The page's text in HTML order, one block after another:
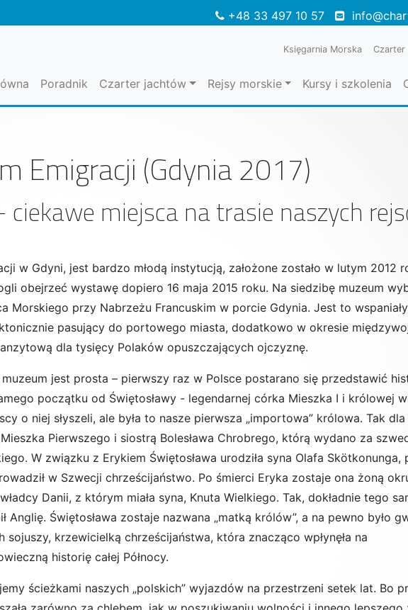
+48 33 497 10 57
Księgarnia Morska Czarter
Poradnik Czarter jachtów Rejsy morskie Kursy i szkolenia
Emigracji (Gdynia 2017)
ciekawe miejsca na trasie naszych
w Gdyni, jest bardzo młodą instytucją, założone zostało w lutym 2012
obejrzeć wystawę dopiero 16 maja 2015 roku. Na siedzibę muzeum
Morskiego przy Nabrzeżu Francuskim w porcie Gdynia. Jest to
pasujący do portowego miasta, dodatkowo w okresie
dla tysięcy Polaków opuszczających ojczyznę.
jest prosta – pierwszy raz w Polsce postarano się przedstawić
początku od Świętosławy - legendarnej córka Mieszka I i królowej
o niej słyszeli, ale była to nasze pierwsza „importowa” królowa. Tak
Pierwszego i siostrą Bolesława Chrobrego, którą wydano za
W związku z Erykiem Świętosława urodziła syna Olafa Skötkonunga,
w Szwecji chrześcijaństwo. Po śmierci Eryka zostaje ona żoną
Danii, z którym miała syna, Knuta Wielkiego. Tak, dokładnie tego
Anglię. Świętosława zostaje nazwana „matką królów”, a na pewno było
sojuszy, krzewicielką chrześcijaństwa, która znacząco wpłynęła na
historię całej Północy.
ścieżkami naszych „polskich” wyjazdów na przestrzeni setek lat. Bo